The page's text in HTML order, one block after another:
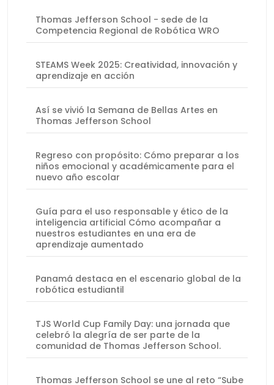
Thomas Jefferson School - sede de la
Competencia Regional de Robótica WRO
STEAMS Week 2025: Creatividad, innovación y
aprendizaje en acción
Así se vivió la Semana de Bellas Artes en
Thomas Jefferson School
Regreso con propósito: Cómo preparar a los
niños emocional y académicamente para el
nuevo año escolar
Guía para el uso responsable y ético de la
inteligencia artificial Cómo acompañar a
nuestros estudiantes en una era de
aprendizaje aumentado
Panamá destaca en el escenario global de la
robótica estudiantil
TJS World Cup Family Day: una jornada que
celebró la alegría de ser parte de la
comunidad de Thomas Jefferson School.
Thomas Jefferson School se une al reto “Sube